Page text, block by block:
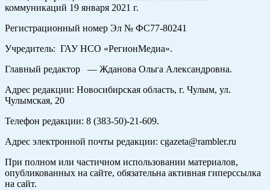
коммуникаций 19 января 2021 г.
Регистрационный номер Эл № ФС77-80241
Учредитель: ГАУ НСО «РегионМедиа».
Главный редактор — Жданова Ольга Александровна.
Адрес редакции: Новосибирская область, г. Чулым, ул.
Чулымская, 20
Телефон редакции: 8 (383-50)-21-609.
Адрес электронной почты редакции: cgazeta@rambler.ru
При полном или частичном использовании материалов,
опубликованных на сайте, обязательна активная гиперссылка
на сайт.